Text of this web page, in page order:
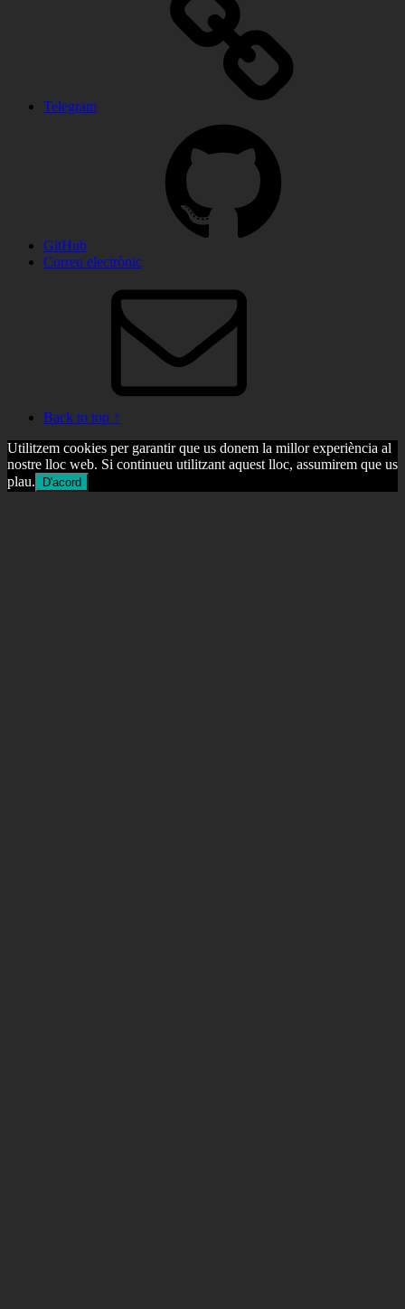
Telegram
GitHub
Correu electrònic
Back to top ↑
Utilitzem cookies per garantir que us donem la millor experiència al
nostre lloc web. Si continueu utilitzant aquest lloc, assumirem que us
plau.
D'acord